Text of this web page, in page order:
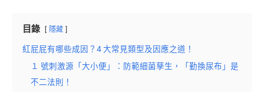
目錄 隱藏
紅屁屁有哪些成因？4 大常見類型及因應之道！
１ 號刺激源「大小便」：防範細菌孳生，「勤換尿布」是
不二法則！